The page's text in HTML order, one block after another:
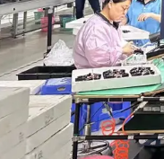
上午，
控环节